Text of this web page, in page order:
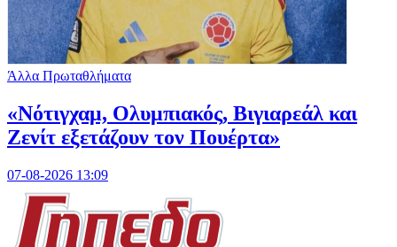
Άλλα Πρωταθλήματα
«Νότιγχαμ, Ολυμπιακός, Βιγιαρεάλ και
Ζενίτ εξετάζουν τον Πουέρτα»
07-08-2026 13:09